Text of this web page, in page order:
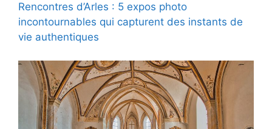
Rencontres d’Arles : 5 expos photo
incontournables qui capturent des instants de
vie authentiques